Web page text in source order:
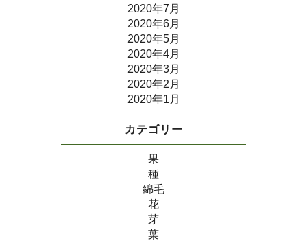
2020年7月
2020年6月
2020年5月
2020年4月
2020年3月
2020年2月
2020年1月
カテゴリー
果
種
綿毛
花
芽
葉